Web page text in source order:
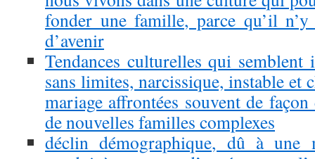
fonder une famille, parce qu’il
d’avenir
Tendances culturelles qui semblent
sans limites, narcissique, instable et
mariage affrontées souvent de
de nouvelles familles complexes
déclin démographique, dû à une